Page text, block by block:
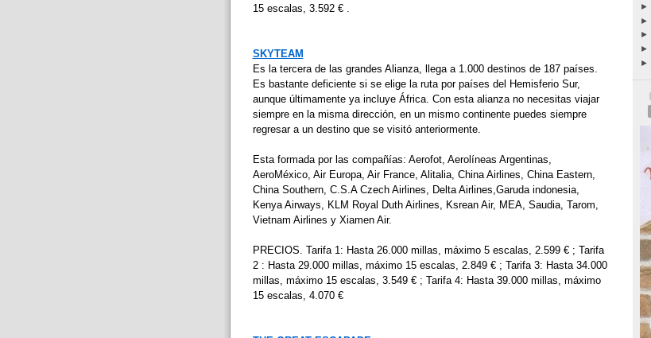
15 escalas, 3.592 € .
SKYTEAM
Es la tercera de las grandes Alianza, llega a 1.000 destinos de 187 países.
Es bastante deficiente si se elige la ruta por países del Hemisferio Sur,
aunque últimamente ya incluye África. Con esta alianza no necesitas viajar
siempre en la misma dirección, en un mismo continente puedes siempre
regresar a un destino que se visitó anteriormente.
Esta formada por las compañías: Aerofot, Aerolíneas Argentinas,
AeroMéxico, Air Europa, Air France, Alitalia, China Airlines, China Eastern,
China Southern, C.S.A Czech Airlines, Delta Airlines,Garuda indonesia,
Kenya Airways, KLM Royal Duth Airlines, Ksrean Air, MEA, Saudia, Tarom,
Vietnam Airlines y Xiamen Air.
PRECIOS. Tarifa 1: Hasta 26.000 millas, máximo 5 escalas, 2.599 € ; Tarifa
2 : Hasta 29.000 millas, máximo 15 escalas, 2.849 € ; Tarifa 3: Hasta 34.000
millas, máximo 15 escalas, 3.549 € ; Tarifa 4: Hasta 39.000 millas, máximo
15 escalas, 4.070 €
►
►
►
►
►